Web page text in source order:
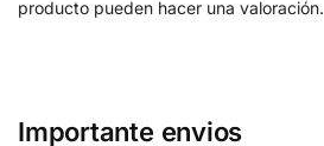
producto pueden hacer una valoración.
Importante envios